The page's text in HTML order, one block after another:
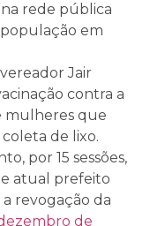
rede pública
em
Jair
contra a
mulheres que
de lixo.
por 15 sessões,
atual prefeito
revogação da
de